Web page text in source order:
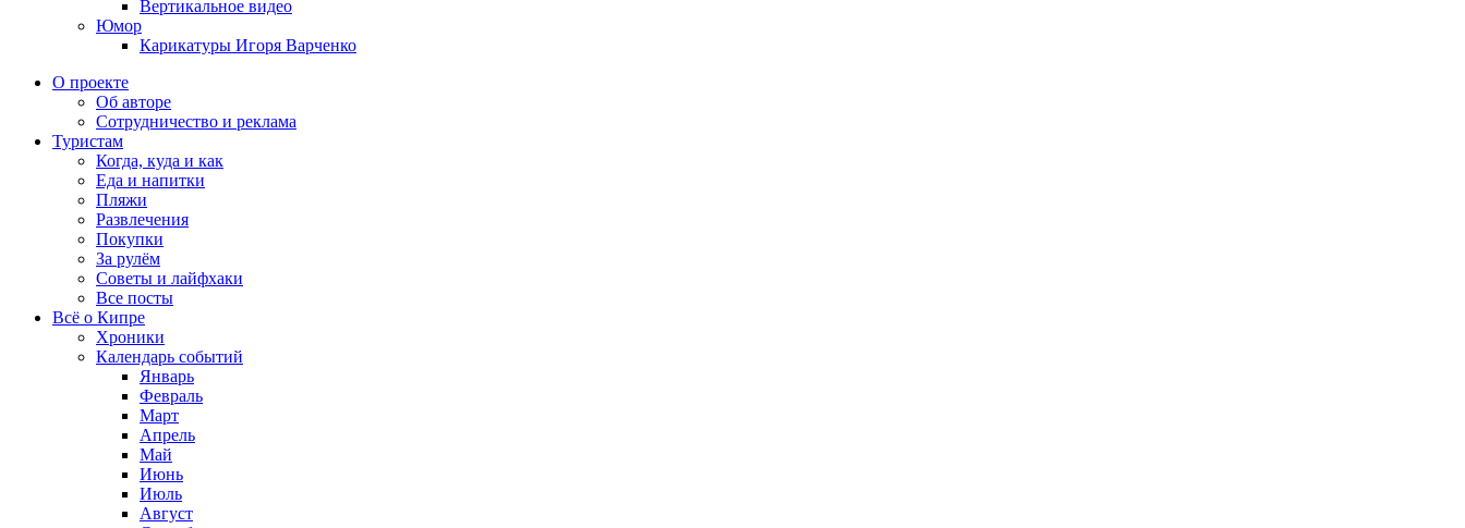
Вертикальное видео
Юмор
Карикатуры Игоря Варченко
О проекте
Об авторе
Сотрудничество и реклама
Туристам
Когда, куда и как
Еда и напитки
Пляжи
Развлечения
Покупки
За рулём
Советы и лайфхаки
Все посты
Всё о Кипре
Хроники
Календарь событий
Январь
Февраль
Март
Апрель
Май
Июнь
Июль
Август